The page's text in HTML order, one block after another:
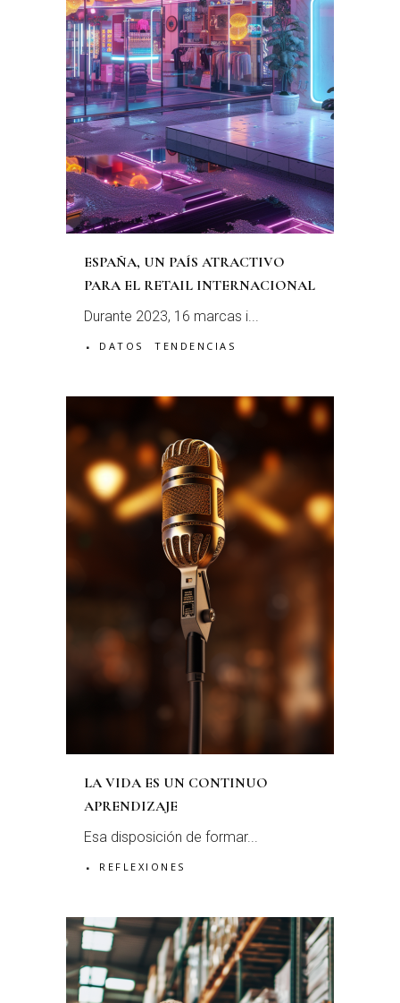
ESPAÑA, UN PAÍS ATRACTIVO
PARA EL RETAIL INTERNACIONAL
Durante 2023, 16 marcas i...
DATOS TENDENCIAS
LA VIDA ES UN CONTINUO
APRENDIZAJE
Esa disposición de formar...
REFLEXIONES